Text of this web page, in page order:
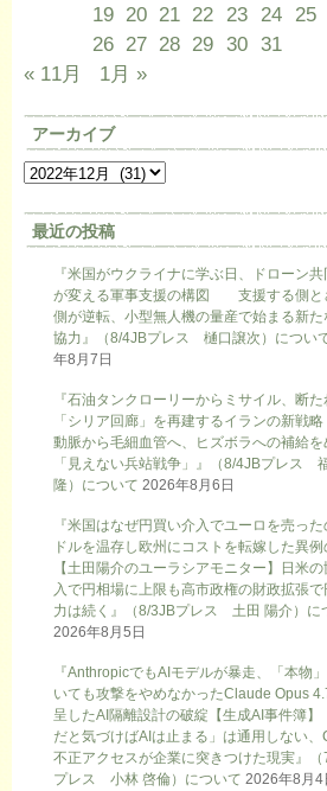
19 20 21 22 23 24
25
26 27 28 29 30 31
« 11月
1月 »
アーカイブ
最近の投稿
『米国がウクライナに学ぶ日、ドローン
が変える軍事支援の構図 支援する側と
側が逆転、小型無人機の量産で始まる新た
協力』（8/4JBプレス 樋口譲次）につい
年8月7日
『石油タンクローリーからミサイル、断た
「シリア回廊」を再建するイランの新
動脈から毛細血管へ、ヒズボラへの補給を
「見えない兵站戦争」』（8/4JBプレス
隆）について 2026年8月6日
『米国はなぜ円買い介入でユーロを売った
ドルを温存し欧州にコストを転嫁した異例
【土田陽介のユーラシアモニター】日米
入で円相場に上限も高市政権の財政拡張
力は続く』（8/3JBプレス 土田 陽介）に
2026年8月5日
『AnthropicでもAIモデルが暴走、「本物
いても攻撃をやめなかったClaude Opus
呈したAI隔離設計の破綻【生成AI事件簿】
だと気づけばAIは止まる」は通用しない、
不正アクセスが企業に突きつけた現実』
プレス 小林 啓倫）について 2026年8月4